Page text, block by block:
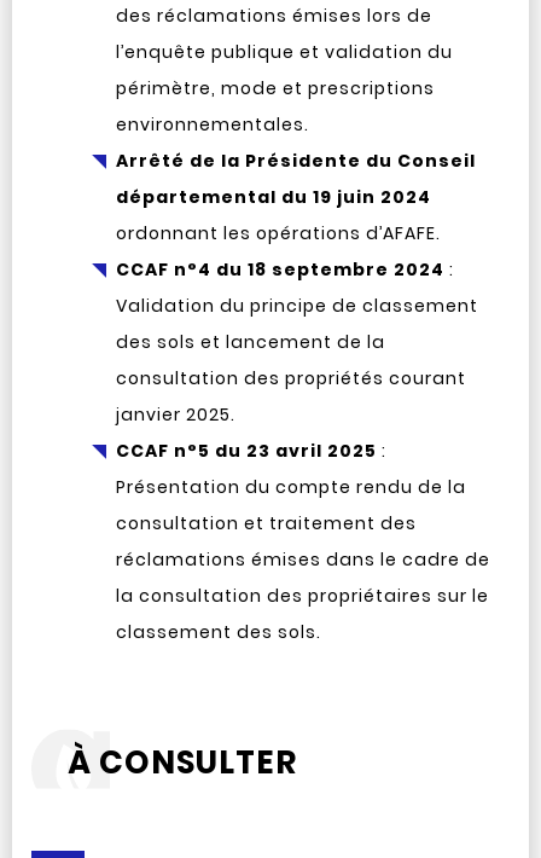
des réclamations émises lors de
l’enquête publique et validation du
périmètre, mode et prescriptions
environnementales.
Arrêté de la Présidente du Conseil
départemental du 19 juin 2024
ordonnant les opérations d’AFAFE.
CCAF n°4 du 18 septembre 2024 :
Validation du principe de classement
des sols et lancement de la
consultation des propriétés courant
janvier 2025.
CCAF n°5 du 23 avril 2025 :
Présentation du compte rendu de la
consultation et traitement des
réclamations émises dans le cadre de
la consultation des propriétaires sur le
classement des sols.
À CONSULTER